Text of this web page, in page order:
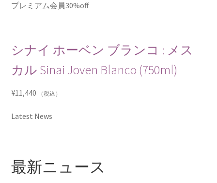
プレミアム会員30%off
シナイ ホーベン ブランコ : メス
カル Sinai Joven Blanco (750ml)
¥11,440 （税込）
Latest News
最新ニュース